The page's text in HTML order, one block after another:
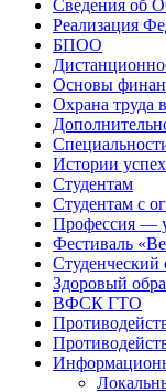
Сведения об
Реализация
БПОО
Основы
Охрана труда
Истории
Студентам
Студентам с
Профессия —
Фестиваль
Здоровый
ВФСК ГТО